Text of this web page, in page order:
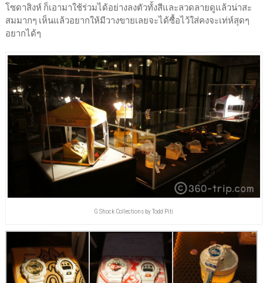
โซดาสิงห์ ก็เอามาใช้ร่วมได้อย่างลงตัวทั้งสีและลวดลายดูแล้วน่าสะ
สมมากๆ เห็นแล้วอยากให้มีวางขายเลยจะได้ซื้อไว้ใส่คงจะเท่ห์สุดๆ
อยากได้ๆ
G Shock Collections by Todd Piti